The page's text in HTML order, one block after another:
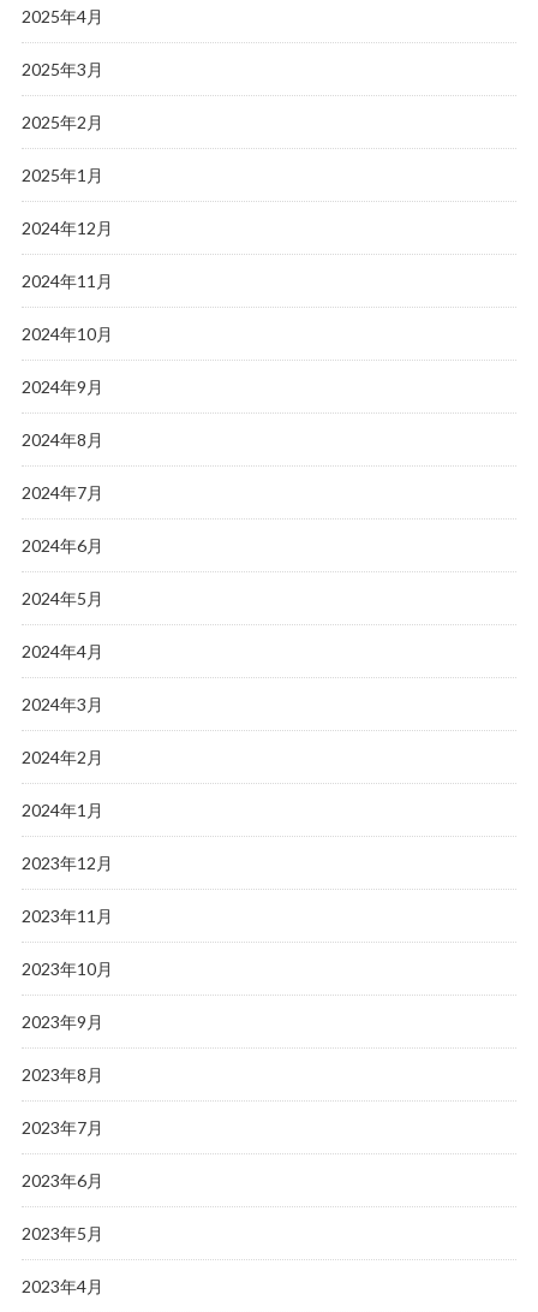
2025年4月
2025年3月
2025年2月
2025年1月
2024年12月
2024年11月
2024年10月
2024年9月
2024年8月
2024年7月
2024年6月
2024年5月
2024年4月
2024年3月
2024年2月
2024年1月
2023年12月
2023年11月
2023年10月
2023年9月
2023年8月
2023年7月
2023年6月
2023年5月
2023年4月